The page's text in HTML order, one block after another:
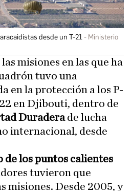
desde un T-21
Ministerio
misiones en las que ha
tuvo una
en la protección a los P-
en Djibouti, dentro de
Duraderade lucha
internacional, desde
los puntos calientes
tuvieron que
misiones. Desde 2005, y